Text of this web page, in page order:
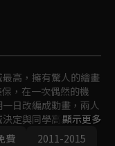
高，擁有驚人的繪畫
，在一次偶然的機
日改編成動畫，兩人
定與同學高木以亞城
畫市場。
顯示更多
費 2011-2015